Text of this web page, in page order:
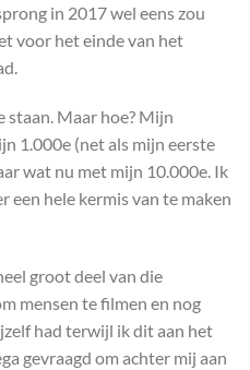
in 2017 wel eens zou
voor het einde van het
staan. Maar hoe? Mijn
1.000e (net als mijn eerste
wat nu met mijn 10.000e. Ik
een hele kermis van te maken
groot deel van die
mensen te filmen en nog
had terwijl ik dit aan het
gevraagd om achter mij aan